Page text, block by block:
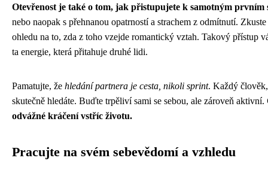
Otevřenost je také o tom, jak přistupujete k samotným prvním
nebo naopak s přehnanou opatrností a strachem z odmítnutí.
ohledu na to, zda z toho vzejde romantický vztah. Takový přístup
ta energie, která přitahuje druhé lidi.
Pamatujte, že hledání partnera je cesta, nikoli sprint. Každý
skutečně hledáte. Buďte trpěliví sami se sebou, ale zároveň aktivní.
odvážné kráčení vstříc životu.
Pracujte na svém sebevědomí a vzhledu